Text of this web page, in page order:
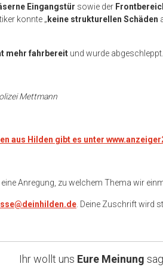
Eingangstür sowie der
konnte „ keine strukturellen Schäden
mehr fahrbereit und wurde abgeschleppt.
Mettmann
aus Hilden gibt es unter
Anregung, zu welchem Thema wir
. Deine Zuschrift wird
Ihr wollt uns Eure Meinung